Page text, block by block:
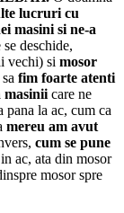
lucruri cu
masini si ne-a
deschide,
vechi) si mosor
fim foarte atenti
masinii care ne
la ac, cum ca
mereu am avut
cum se pune
ac, ata din mosor
mosor spre